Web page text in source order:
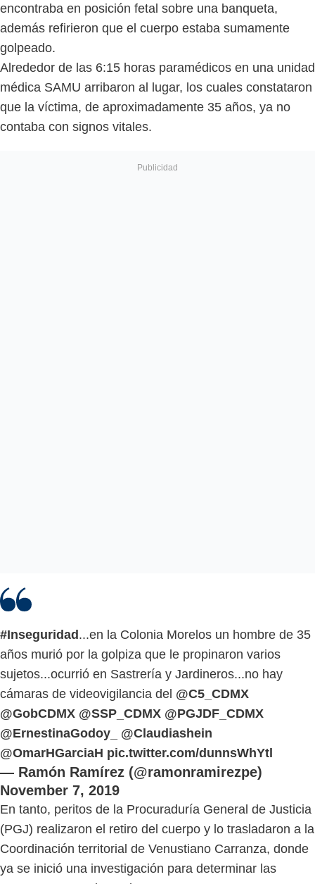
encontraba en posición fetal sobre una banqueta,
además refirieron que el cuerpo estaba sumamente
golpeado.
Alrededor de las 6:15 horas paramédicos en una unidad
médica SAMU arribaron al lugar, los cuales constataron
que la víctima, de aproximadamente 35 años, ya no
contaba con signos vitales.
#Inseguridad...en la Colonia Morelos un hombre de 35
años murió por la golpiza que le propinaron varios
sujetos...ocurrió en Sastrería y Jardineros...no hay
cámaras de videovigilancia del @C5_CDMX
@GobCDMX @SSP_CDMX @PGJDF_CDMX
@ErnestinaGodoy_
@Claudiashein
@OmarHGarciaH pic.twitter.com/dunnsWhYtl
— Ramón Ramírez (@ramonramirezpe)
November 7, 2019
En tanto, peritos de la Procuraduría General de Justicia
(PGJ) realizaron el retiro del cuerpo y lo trasladaron a la
Coordinación territorial de Venustiano Carranza, donde
ya se inició una investigación para determinar las